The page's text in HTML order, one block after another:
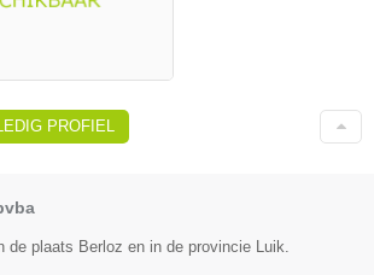
PROFIEL
de plaats Berloz en in de provincie Luik.